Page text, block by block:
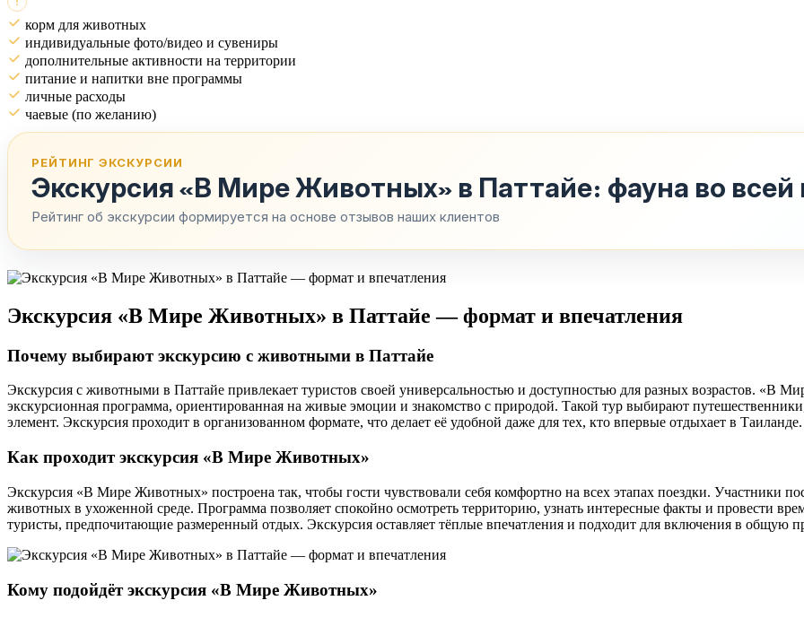
корм для животных
индивидуальные фото/видео и сувениры
дополнительные активности на территории
питание и напитки вне программы
личные расходы
чаевые (по желанию)
РЕЙТИНГ ЭКСКУРСИИ
Экскурсия «В Мире Животных» в Паттайе: фауна во всей
Рейтинг об экскурсии формируется на основе отзывов наших клиентов
Экскурсия «В Мире Животных» в Паттайе — формат и впечатления
Почему выбирают экскурсию с животными в Паттайе
Экскурсия с животными в Паттайе привлекает туристов своей универсальностью и доступностью для разных возрастов. «В
экскурсионная программа, ориентированная на живые эмоции и знакомство с природой. Такой тур выбирают
элемент. Экскурсия проходит в организованном формате, что делает её удобной даже для тех, кто впервые отдыхает в
Как проходит экскурсия «В Мире Животных»
Экскурсия «В Мире Животных» построена так, чтобы гости чувствовали себя комфортно на всех этапах поездки. Участники
животных в ухоженной среде. Программа позволяет спокойно осмотреть территорию, узнать интересные факты и провести
туристы, предпочитающие размеренный отдых. Экскурсия оставляет тёплые впечатления и подходит для включения в общую
Кому подойдёт экскурсия «В Мире Животных»